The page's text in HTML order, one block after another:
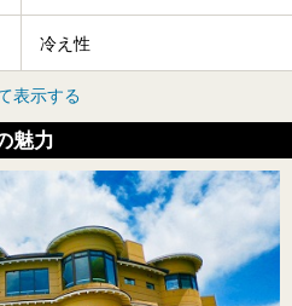
冷え性
表示する
魅力